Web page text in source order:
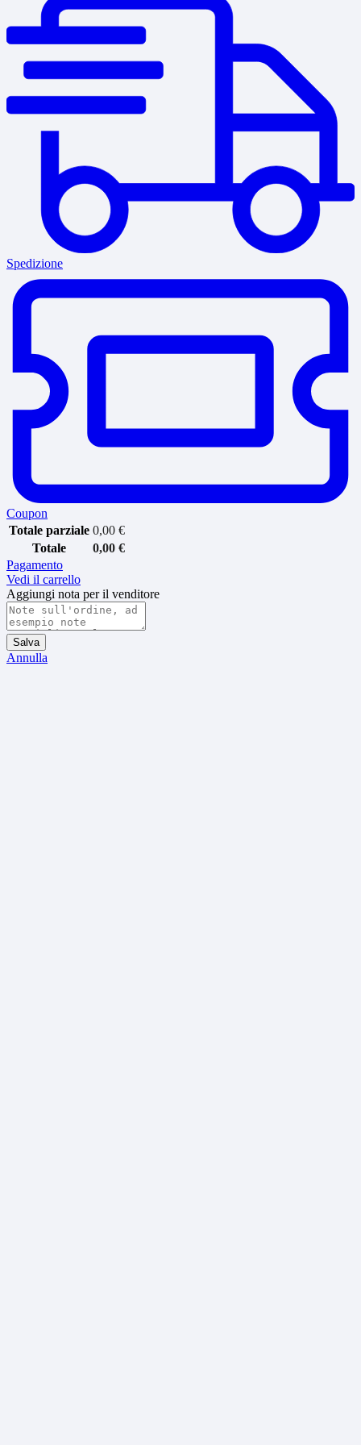
Spedizione
Coupon
Totale parziale 0,00 €
Totale
0,00 €
Pagamento
Vedi il carrello
Aggiungi nota per il venditore
Salva
Annulla